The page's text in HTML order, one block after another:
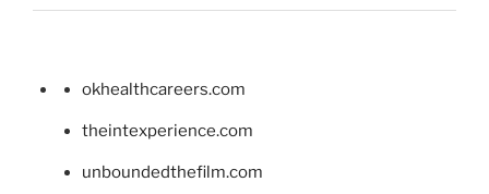
okhealthcareers.com
theintexperience.com
unboundedthefilm.com